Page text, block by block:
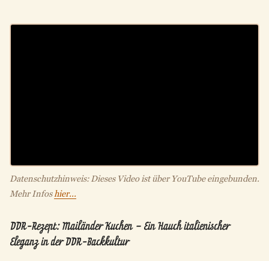
Datenschutzhinweis: Dieses Video ist über YouTube eingebunden.
Mehr Infoshier...
DDR-Rezept: Mailänder Kuchen – Ein Hauch italienischer
Eleganz in der DDR-Backkultur